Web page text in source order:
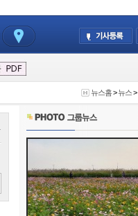
뉴스홈>뉴스>